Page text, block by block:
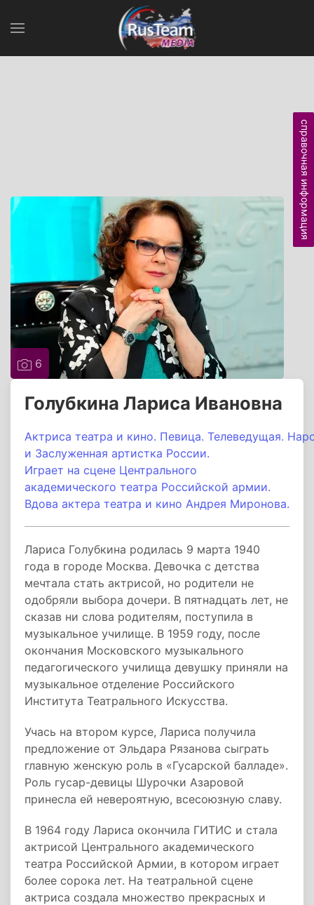
6
Голубкина Лариса Ивановна
Актриса театра и кино. Певица. Телеведущая.
и Заслуженная артистка России.
Играет на сцене Центрального
академического театра Российской армии.
Вдова актера театра и кино Андрея Миронова.
Лариса Голубкина родилась 9 марта 1940
года в городе Москва. Девочка с детства
мечтала стать актрисой, но родители не
одобряли выбора дочери. В пятнадцать лет, не
сказав ни слова родителям, поступила в
музыкальное училище. В 1959 году, после
окончания Московского музыкального
педагогического училища девушку приняли на
музыкальное отделение Российского
Института Театрального Искусства.
Учась на втором курсе, Лариса получила
предложение от Эльдара Рязанова сыграть
главную женскую роль в «Гусарской балладе».
Роль гусар-девицы Шурочки Азаровой
принесла ей невероятную, всесоюзную славу.
В 1964 году Лариса окончила ГИТИС и стала
актрисой Центрального академического
театра Российской Армии, в котором играет
более сорока лет. На театральной сцене
актриса создала множество прекрасных и
справочная информация